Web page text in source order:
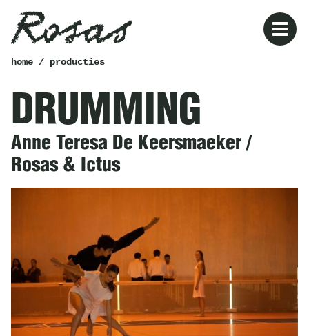
kruimelpad
home/ producties
DRUMMING
Anne Teresa De Keersmaeker /
Rosas & Ictus